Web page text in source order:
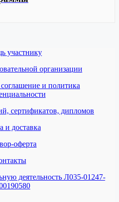
участнику
организации
соглашение и политика
сертификатов, дипломов
и доставка
оферта
деятельность Л035-01247-